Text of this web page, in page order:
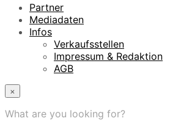
Partner
Mediadaten
Infos
Verkaufsstellen
Impressum & Redaktion
AGB
×
What are you looking for?